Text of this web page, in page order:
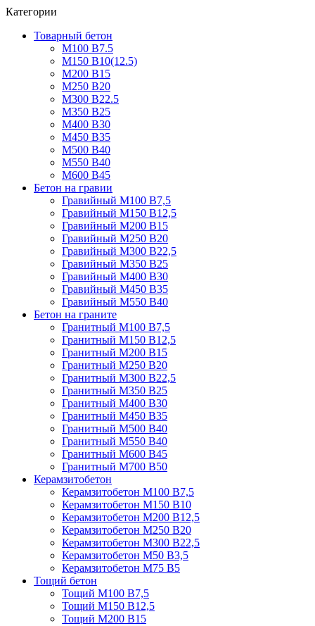
Категории
Товарный бетон
М100 В7.5
М150 В10(12.5)
М200 В15
М250 В20
М300 В22.5
М350 В25
М400 В30
М450 В35
М500 В40
М550 В40
М600 В45
Бетон на гравии
Гравийный М100 В7,5
Гравийный М150 В12,5
Гравийный М200 В15
Гравийный М250 В20
Гравийный М300 В22,5
Гравийный М350 В25
Гравийный М400 В30
Гравийный М450 В35
Гравийный М550 В40
Бетон на граните
Гранитный М100 В7,5
Гранитный М150 В12,5
Гранитный М200 В15
Гранитный М250 В20
Гранитный М300 В22,5
Гранитный М350 В25
Гранитный М400 В30
Гранитный М450 В35
Гранитный М500 В40
Гранитный М550 В40
Гранитный М600 В45
Гранитный М700 В50
Керамзитобетон
Керамзитобетон М100 В7,5
Керамзитобетон М150 В10
Керамзитобетон М200 В12,5
Керамзитобетон М250 В20
Керамзитобетон М300 В22,5
Керамзитобетон М50 В3,5
Керамзитобетон М75 В5
Тощий бетон
Тощий М100 В7,5
Тощий М150 В12,5
Тощий М200 В15